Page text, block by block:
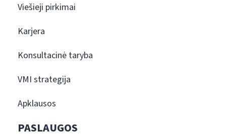
Viešieji pirkimai
Karjera
Konsultacinė taryba
VMI strategija
Apklausos
PASLAUGOS